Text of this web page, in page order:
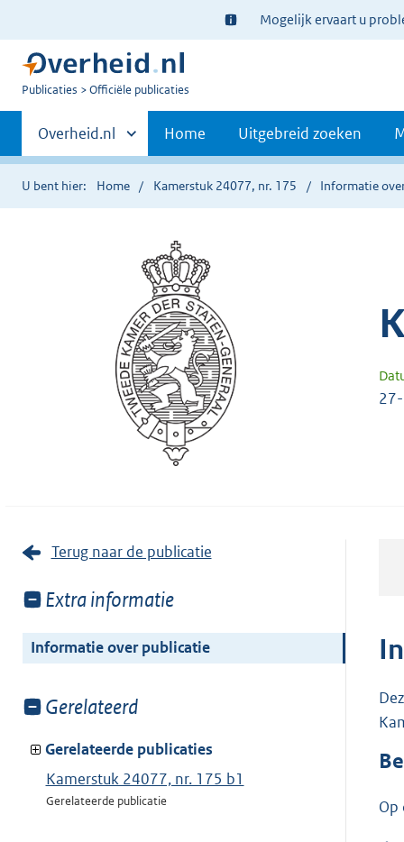
Ter
informatie:
Mogelijk ervaart u
U
Publicaties Officiële publicaties
Primaire
navigatie
Andere
sites
binnen
Overheid.nl Home Uitgebreid zoeken
U bent hier: Home Kamerstuk 24077, nr. 175 Informatie
Terug naar de publicatie
Toon
van:
Extra informatie
Informatie over publicatie
Toon
van:
Gerelateerd
Gerelateerde publicaties
Kamerstuk 24077, nr. 175 b1
Gerelateerde publicatie Op